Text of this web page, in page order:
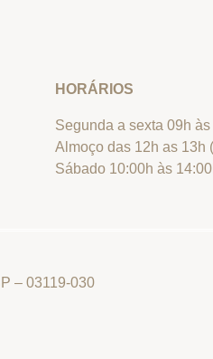
HORÁRIOS
Segunda a sexta 09h às
Almoço das 12h as 13h
Sábado 10:00h às
– 03119-030